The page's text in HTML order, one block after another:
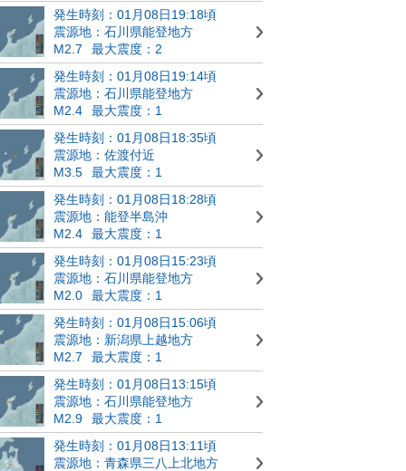
発生時刻：01月08日19:18頃
震源地：石川県能登地方
M2.7
最大震度：2
発生時刻：01月08日19:14頃
震源地：石川県能登地方
M2.4
最大震度：1
発生時刻：01月08日18:35頃
震源地：佐渡付近
M3.5
最大震度：1
発生時刻：01月08日18:28頃
震源地：能登半島沖
M2.4
最大震度：1
発生時刻：01月08日15:23頃
震源地：石川県能登地方
M2.0
最大震度：1
発生時刻：01月08日15:06頃
震源地：新潟県上越地方
M2.7
最大震度：1
発生時刻：01月08日13:15頃
震源地：石川県能登地方
M2.9
最大震度：1
発生時刻：01月08日13:11頃
震源地：青森県三八上北地方